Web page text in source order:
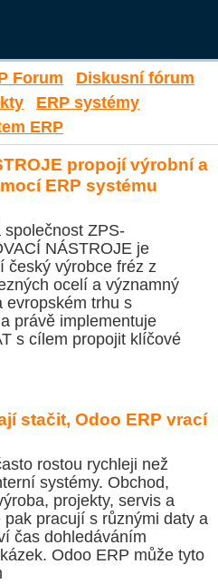
Forum
Diskusní fórum
ERP systémy
ERP
propojí výrobní a
ERP systému
společnost ZPS-
NÁSTROJE je
český výrobce fréz z
ocelí a významný
evropském trhu s
právě implementuje
s cílem propojit klíčové
stačit, Odoo ERP vrací
rostou rychleji než
systémy. Obchod,
projekty, servis a
pak pracují s různými daty a
čas dohledáváním
Odoo ERP může tyto